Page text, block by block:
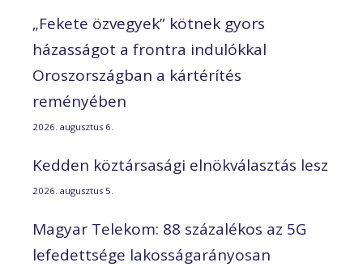
„Fekete özvegyek” kötnek gyors
házasságot a frontra indulókkal
Oroszországban a kártérítés
reményében
2026. augusztus 6.
Kedden köztársasági elnökválasztás lesz
2026. augusztus 5.
Magyar Telekom: 88 százalékos az 5G
lefedettsége lakosságarányosan